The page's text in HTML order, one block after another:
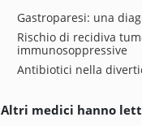
Gastroparesi: una
Rischio di recidiva
immunosoppressive
Antibiotici nella
Altri medici hanno